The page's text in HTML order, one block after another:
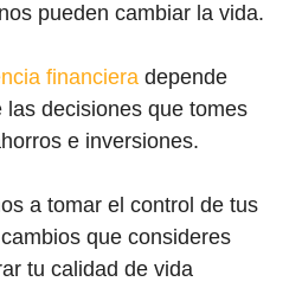
pueden cambiar la vida.
financiera depende
decisiones que tomes
e inversiones.
a tomar el control de tus
que consideres
tu calidad de vida